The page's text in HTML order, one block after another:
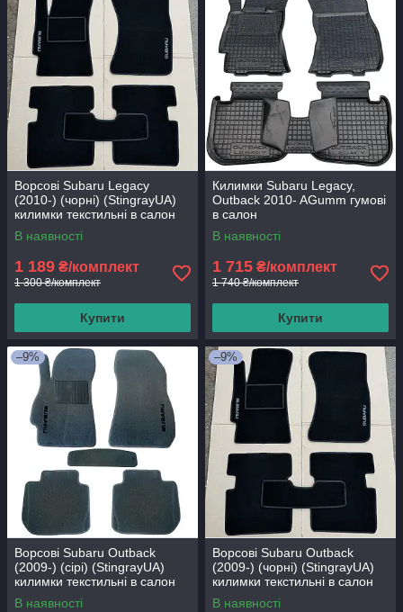
Ворсові Subaru Legacy
(2010-) (чорні) (StingrayUA)
килимки текстильні в салон
авто
В наявності
1 189 ₴/комплект
1 300 ₴/комплект
Купити
Килимки Subaru Legacy,
Outback 2010- AGumm гумові
в салон
В наявності
1 715 ₴/комплект
1 740 ₴/комплект
Купити
–9%
Ворсові Subaru Outback
(2009-) (сірі) (StingrayUA)
килимки текстильні в салон
авто
В наявності
–9%
Ворсові Subaru Outback
(2009-) (чорні) (StingrayUA)
килимки текстильні в салон
авто
В наявності